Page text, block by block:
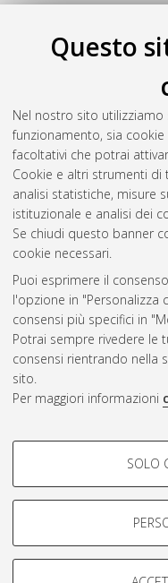
Questo
Nel nostro sito utilizziamo
funzionamento, sia
facoltativi che potrai
Cookie e altri strumenti
analisi statistiche, misure
istituzionale e analisi dei
Se chiudi questo banner
cookie necessari.
Puoi esprimere il
l'opzione in "Personalizza
consensi più specifici in
Potrai sempre rivedere le
consensi rientrando nella
sito.
Per maggiori informazioni
COOKIE DI
Si tratta di cookie
navigazione degli utenti,
Mostra cookie di
SOLO
Atom
Rss 1.0
Rss 2.0
AMS Laurea
Impostazioni Cookie
Informativa sulla
Condizioni d’uso del